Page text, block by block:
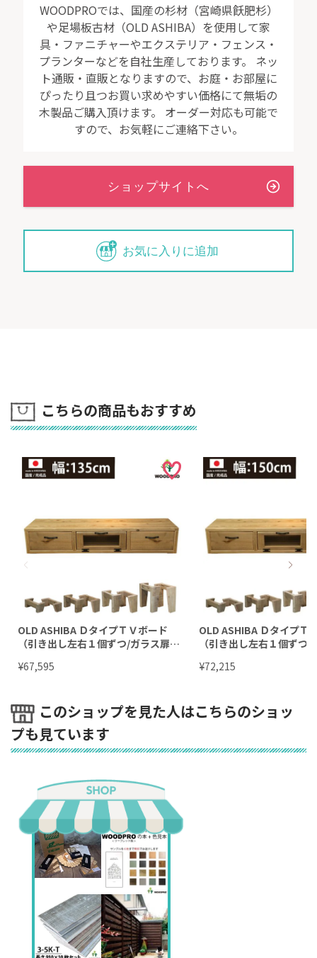
WOODPROでは、国産の杉材（宮崎県飫肥杉）
や足場板古材（OLD ASHIBA）を使用して家
具・ファニチャーやエクステリア・フェンス・
プランターなどを自社生産しております。 ネッ
ト通販・直販となりますので、お庭・お部屋に
ぴったり且つお買い求めやすい価格にて無垢の
木製品ご購入頂けます。 オーダー対応も可能で
すので、お気軽にご連絡下さい。
お気に入りに追加
こちらの商品もおすすめ
OLD ASHIBA ＤタイプＴＶボード
（引き出し左右１個ずつ/ガラス扉付
さ265ｍｍ with LEGS（高さ100〜30
¥67,595
OLD ASHIBA ＤタイプＴ
（引き出し左右１個ずつ/
高さ265ｍｍ with LEGS
¥72,215
このショップを見た人はこちらのショッ
プも見ています